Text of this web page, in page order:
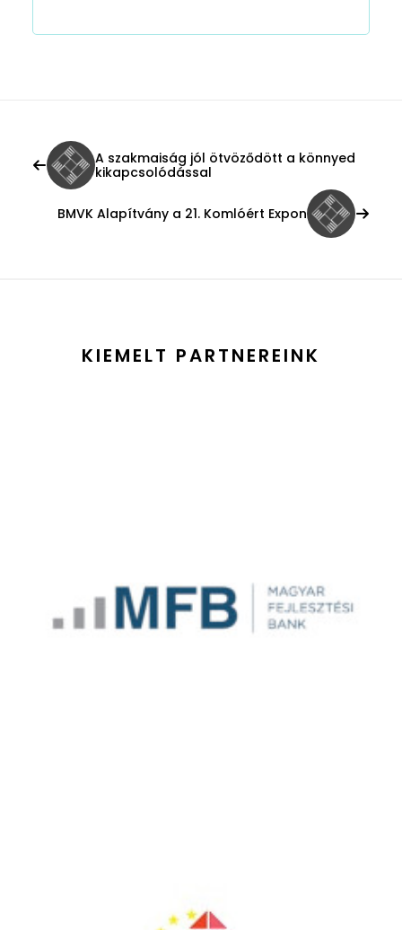
A szakmaiság jól ötvöződött a könnyed
kikapcsolódással
BMVK Alapítvány a 21. Komlóért Expon
KIEMELT PARTNEREINK